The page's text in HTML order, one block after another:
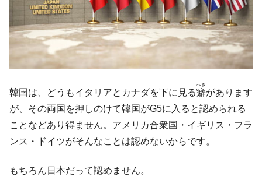
Fact1
全て勝つといくら？ 競馬GI競走で勝利騎手がもら
える賞金とは？
Fact1 平成仮面ライダーの意外すぎるモチーフとは？
Fact1
発表から2日で大崩壊、鳴かず飛ばずに終わりそう
なスーパーリーグとは？
Fact1
日本人マスターズ挑戦の歴史。松山以前に最高位
だった選手とは？
Fact1
甲子園通算本塁打、最多の清原に次いで多く打っ
韓国は、どうもイタリアとカナダを下に見る癖
へき
があります
が、その両国を押しのけて韓国がG5に入ると認められる
ことなどあり得ません。アメリカ合衆国・イギリス・フラ
ンス・ドイツがそんなことは認めないからです。
もちろん日本だって認めません。